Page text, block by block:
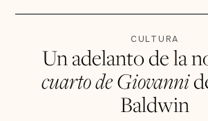
CULTURA
Un adelanto de la
cuarto de Giovanni
Baldwin